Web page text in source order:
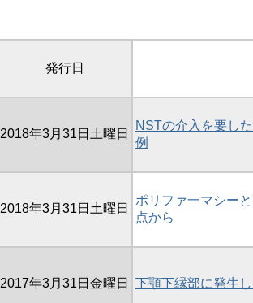
発行日
2018年3月31日土曜日
NSTの介入を要し
例
2018年3月31日土曜日
ポリファ一マシー
点から
2017年3月31日金曜日 下顎下縁部に発生